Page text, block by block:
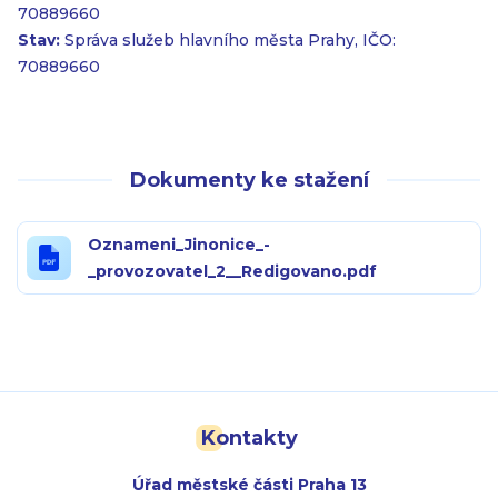
70889660
Stav: Správa služeb hlavního města Prahy, IČO:
70889660
Dokumenty ke stažení
Oznameni_Jinonice_-
_provozovatel_2__Redigovano.pdf
Kontakty
Úřad městské části Praha 13